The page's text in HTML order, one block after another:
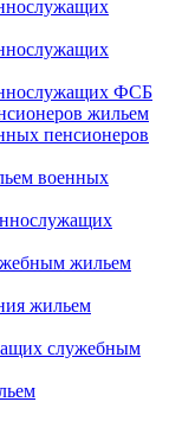
ФСБ
жильем
пенсионеров
военных
жильем
жильем
служебным